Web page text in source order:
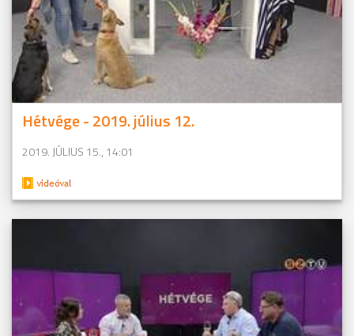
Hétvége - 2019. július 12.
2019. JÚLIUS 15., 14:01